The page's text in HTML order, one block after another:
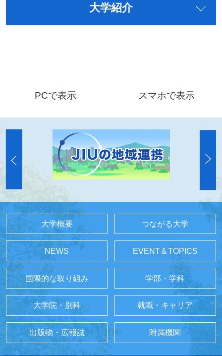
大学紹介
PCで表示 スマホで表示
大学概要 つながる大学
NEWS EVENT＆TOPICS
国際的な取り組み 学部・学科
大学院・別科 就職・キャリア
出版物・広報誌 附属機関